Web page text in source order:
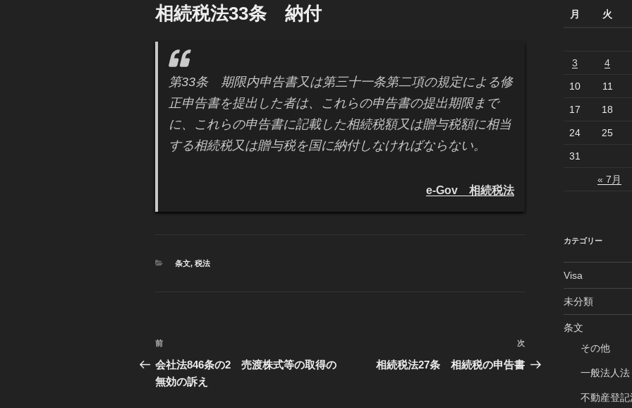
稿
日:
相続税法33条 納付
第33条 期限内申告書又は第三十一条第二項の規定による修
正申告書を提出した者は、これらの申告書の提出期限まで
に、これらの申告書に記載した相続税額又は贈与税額に相当
する相続税又は贈与税を国に納付しなければならない。
e-Gov 相続税法
カ
条文, 税法
投
稿
ナ
過
去
の
前
会社法846条の2 売渡株式等の取得の
無効の訴え
の
次
相続税法27条 相続税の申告書
月 火
« 7月
3 4
10 11
17 18
24 25
31
カテゴリー
Visa
未分類
条文
その他
一般法人法
不動産登記